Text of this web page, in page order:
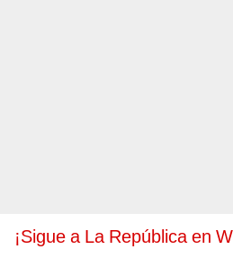
¡Sigue a La República en